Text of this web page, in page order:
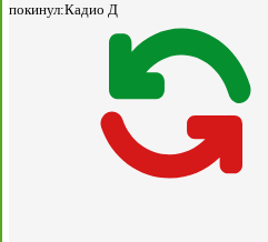
покинул:Кадио Д